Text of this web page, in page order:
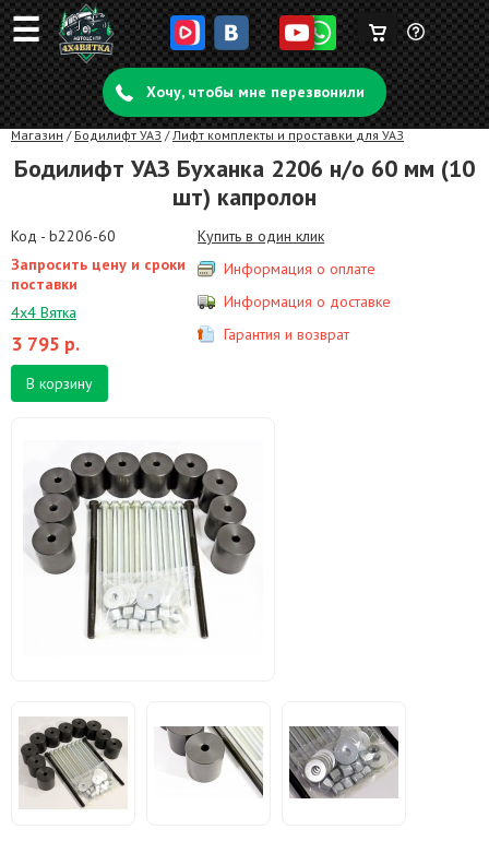
☰ Задать
вопрос
Корзина
пуста
Хочу, чтобы мне перезвонили
Магазин / Бодилифт УАЗ /Лифт комплекты и проставки для УАЗ
Бодилифт УАЗ Буханка 2206 н/о 60 мм (10
шт) капролон
Код - b2206-60
Запросить цену и сроки
поставки
4х4 Вятка
3 795 р.
В корзину
Купить в один клик
Информация о оплате
Информация о доставке
Гарантия и возврат